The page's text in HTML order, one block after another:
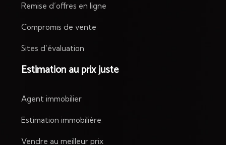
Remise d’offres en ligne
Compromis de vente
Sites d’évaluation
Estimation au prix juste
Agent immobilier
Estimation immobilière
Vendre au meilleur prix